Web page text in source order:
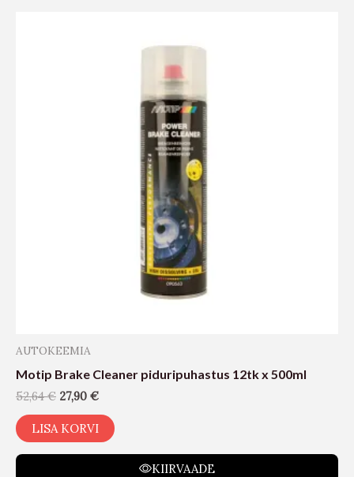
AUTOKEEMIA
Motip Brake Cleaner piduripuhastus 12tk x 500ml
52,64€ 27,90 €
LISA KORVI
KIIRVAADE